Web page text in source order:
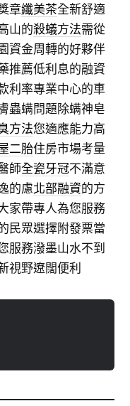
章纖美茶全新舒適
山的殺蟻方法需從
資金周轉的好夥伴
推薦低利息的融資
利率專業中心的車
蟲螨問題除螨神皂
方法您適應能力高
二胎住房市場考量
師全瓷牙冠不滿意
的慮北部融資的方
家帶專人為您服務
民眾選擇附發票當
服務潑墨山水不到
視野遼闊便利